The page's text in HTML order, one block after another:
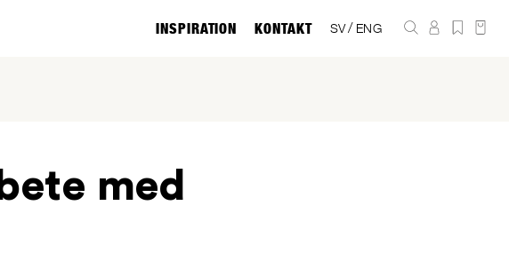
INSPIRATION KONTAKT SV/ ENG
med